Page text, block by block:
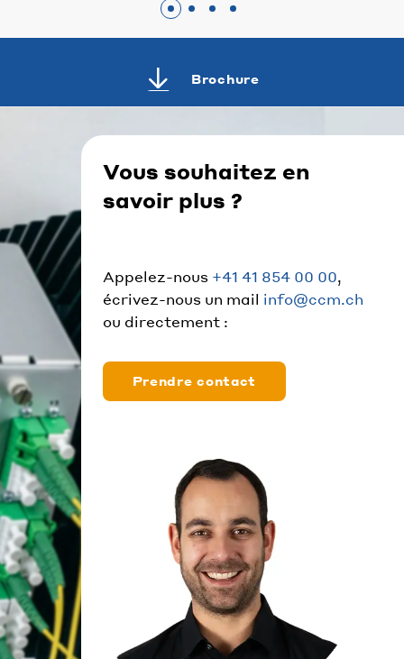
Brochure
Vous souhaitez en
savoir plus ?
Appelez-nous +41 41 854 00 00,
écrivez-nous un mail info@ccm.ch
ou directement :
Prendre contact